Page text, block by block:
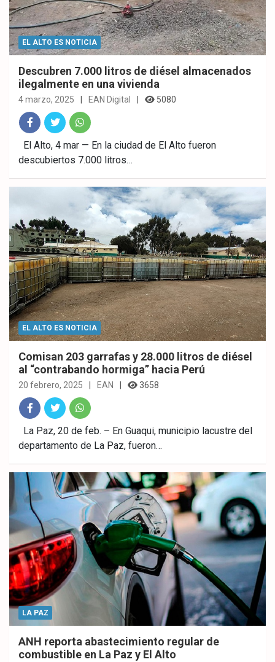
EL ALTO ES NOTICIA
Descubren 7.000 litros de diésel almacenados
ilegalmente en una vivienda
4 marzo, 2025 EAN Digital 5080
Fac
ebo
ok
Twitt
er
What
sAp
p
El Alto, 4 mar — En la ciudad de El Alto fueron
descubiertos 7.000 litros…
EL ALTO ES NOTICIA
Comisan 203 garrafas y 28.000 litros de diésel
al “contrabando hormiga” hacia Perú
20 febrero, 2025 EAN 3658
Fac
ebo
ok
Twitt
er
What
sAp
p
La Paz, 20 de feb. – En Guaqui, municipio lacustre del
departamento de La Paz, fueron…
LA PAZ
ANH reporta abastecimiento regular de
combustible en La Paz y El Alto